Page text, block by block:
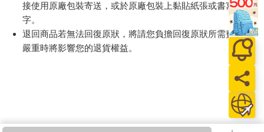
接使用原廠包裝寄送，或於原廠包裝上黏貼紙張或書寫文
字。
退回商品若無法回復原狀，將請您負擔回復原狀所需費用，
嚴重時將影響您的退貨權益。